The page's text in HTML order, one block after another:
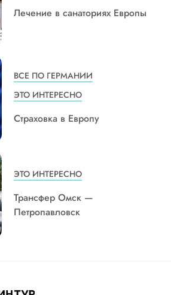
Лечение в санаториях Европы
ВСЕ ПО ГЕРМАНИИ
ЭТО ИНТЕРЕСНО
Страховка в Европу
ЭТО ИНТЕРЕСНО
Трансфер Омск —
Петропавловск